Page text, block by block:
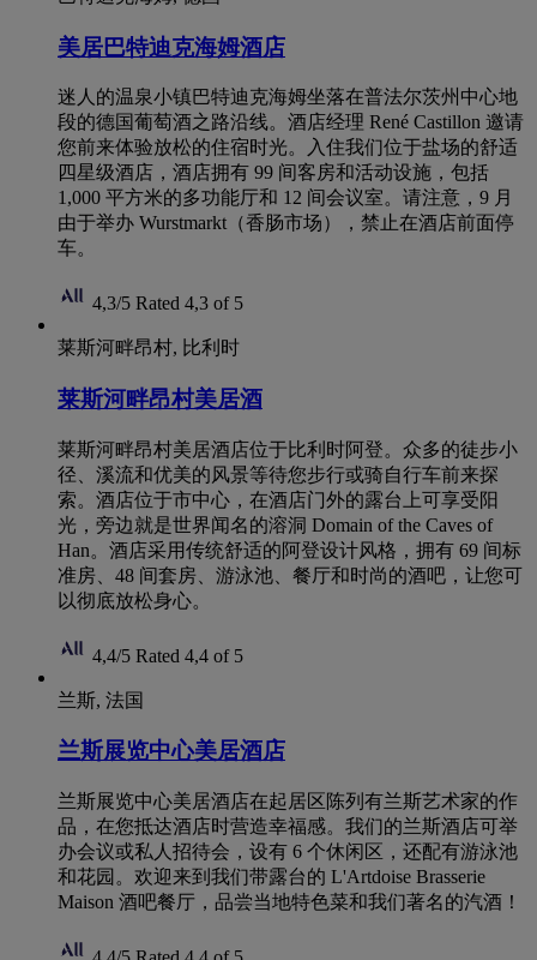
美居巴特迪克海姆酒店
迷人的温泉小镇巴特迪克海姆坐落在普法尔茨州中心地
段的德国葡萄酒之路沿线。酒店经理 René Castillon 邀请
您前来体验放松的住宿时光。入住我们位于盐场的舒适
四星级酒店，酒店拥有 99 间客房和活动设施，包括
1,000 平方米的多功能厅和 12 间会议室。请注意，9 月
由于举办 Wurstmarkt（香肠市场），禁止在酒店前面停
车。
4,3/5 Rated 4,3 of 5
莱斯河畔昂村, 比利时
莱斯河畔昂村美居酒
莱斯河畔昂村美居酒店位于比利时阿登。众多的徒步小
径、溪流和优美的风景等待您步行或骑自行车前来探
索。酒店位于市中心，在酒店门外的露台上可享受阳
光，旁边就是世界闻名的溶洞 Domain of the Caves of
Han。酒店采用传统舒适的阿登设计风格，拥有 69 间标
准房、48 间套房、游泳池、餐厅和时尚的酒吧，让您可
以彻底放松身心。
4,4/5 Rated 4,4 of 5
兰斯, 法国
兰斯展览中心美居酒店
兰斯展览中心美居酒店在起居区陈列有兰斯艺术家的作
品，在您抵达酒店时营造幸福感。我们的兰斯酒店可举
办会议或私人招待会，设有 6 个休闲区，还配有游泳池
和花园。欢迎来到我们带露台的 L'Artdoise Brasserie
Maison 酒吧餐厅，品尝当地特色菜和我们著名的汽酒！